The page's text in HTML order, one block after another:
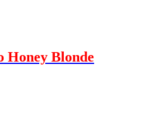
Honey Blonde